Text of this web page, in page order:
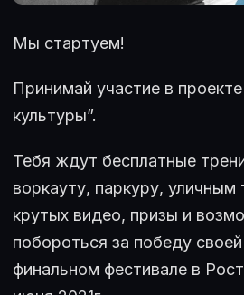
Мы стартуем!
Принимай участие в
культуры”.
Тебя ждут бесплатные
воркауту, паркуру,
крутых видео, призы и
побороться за победу
финальном фестивале в